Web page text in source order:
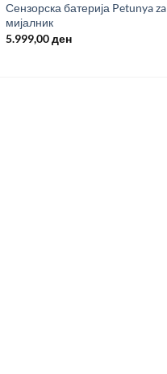
Сензорска батерија Petunya za
мијалник
5.999,00ден